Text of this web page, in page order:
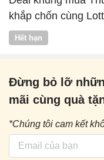
khắp chốn cùng
Vntrip
Hết hạn
Đừng bỏ lỡ
mãi cùng quà
*Chúng tôi cam kết